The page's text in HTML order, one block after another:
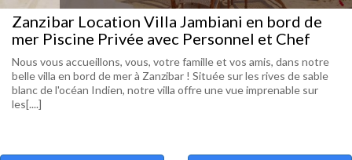
Zanzibar Location Villa Jambiani en bord de
mer Piscine Privée avec Personnel et Chef
Nous vous accueillons, vous, votre famille et vos amis, dans notre
belle villa en bord de mer à Zanzibar ! Située sur les rives de sable
blanc de l'océan Indien, notre villa offre une vue imprenable sur
les[....]